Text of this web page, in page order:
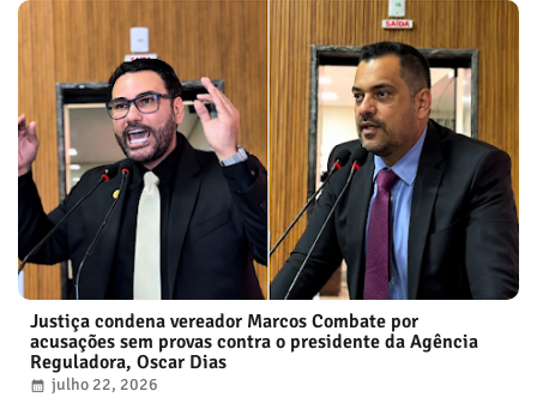
Justiça condena vereador Marcos Combate por
acusações sem provas contra o presidente da Agência
Reguladora, Oscar Dias
julho 22, 2026